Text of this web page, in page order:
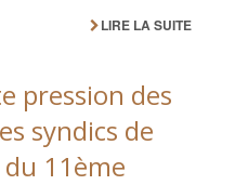
LIRE LA SUITE
pression des
syndics de
11ème